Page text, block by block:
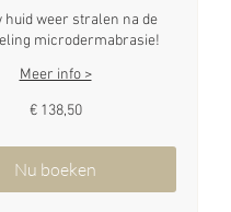
huid weer stralen na de
microdermabrasie!
Meer info >
€ 138,50
Nu boeken